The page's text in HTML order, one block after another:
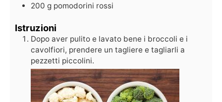
200 g pomodorini rossi
Istruzioni
Dopo aver pulito e lavato bene i broccoli e i
cavolfiori, prendere un tagliere e tagliarli a
pezzetti piccolini.